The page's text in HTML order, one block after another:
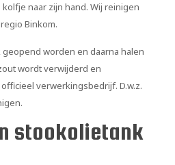
naar zijn hand. Wij reinigen
Binkom.
worden en daarna halen
wordt verwijderd en
verwerkingsbedrijf. D.w.z.
stookolietank